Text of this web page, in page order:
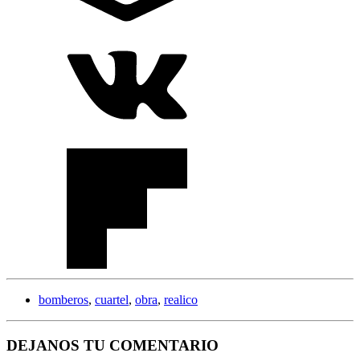
bomberos, cuartel, obra, realico
DEJANOS TU COMENTARIO